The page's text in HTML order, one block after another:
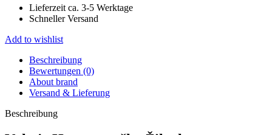
Lieferzeit ca. 3-5 Werktage
Schneller Versand
Add to wishlist
Beschreibung
Bewertungen (0)
About brand
Versand & Lieferung
Beschreibung